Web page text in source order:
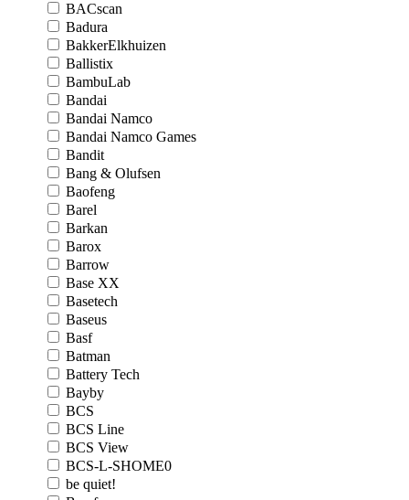
BACscan
Badura
BakkerElkhuizen
Ballistix
BambuLab
Bandai
Bandai Namco
Bandai Namco Games
Bandit
Bang & Olufsen
Baofeng
Barel
Barkan
Barox
Barrow
Base XX
Basetech
Baseus
Basf
Batman
Battery Tech
Bayby
BCS
BCS Line
BCS View
BCS-L-SHOME0
be quiet!